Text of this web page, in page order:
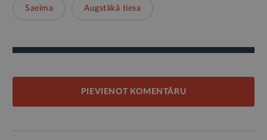
Saeima Augstākā tiesa
PIEVIENOT KOMENTĀRU